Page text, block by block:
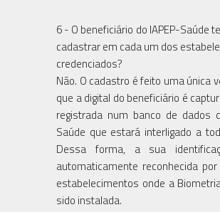
6 - O beneficiário do IAPEP-Saúde
cadastrar em cada um dos
credenciados?
Não. O cadastro é feito uma única
que a digital do beneficiário é
registrada num banco de dados
Saúde que estará interligado a
Dessa forma, a sua
automaticamente reconhecida
estabelecimentos onde a
sido instalada.